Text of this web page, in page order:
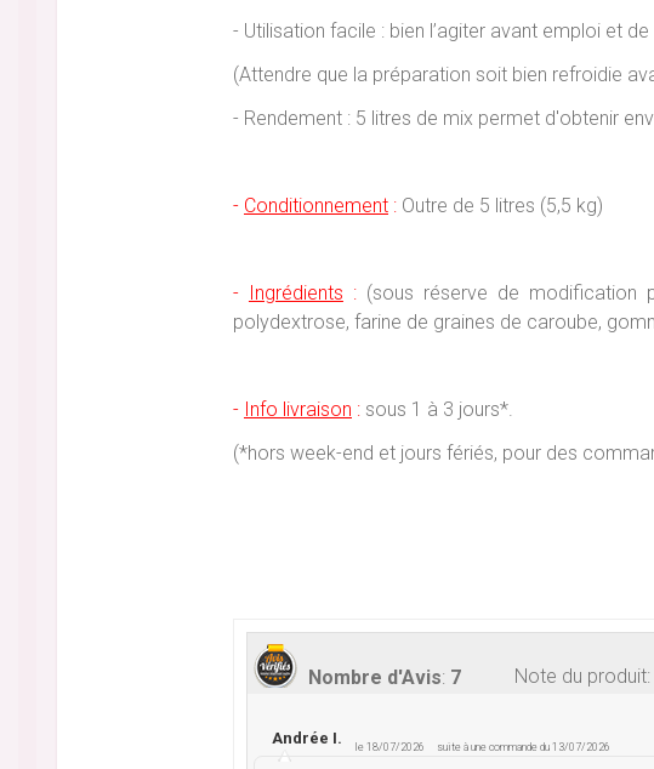
- Utilisation facile : bien l’agiter avant emploi et
(Attendre que la préparation soit bien refroidie
- Rendement : 5 litres de mix permet d'obtenir
- Conditionnement : Outre de 5 litres (5,5 kg)
- Ingrédients :(sous réserve de modification
polydextrose, farine de graines de caroube,
- Info livraison : sous 1 à 3 jours*.
(*hors week-end et jours fériés, pour des
Nombre d'Avis: 7 Note du produit:
Andrée I. le 18/07/2026 suite à une commande du 13/07/2026